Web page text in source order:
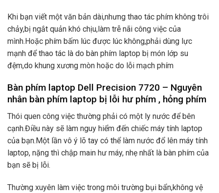
Khi bạn viết một văn bản dài,nhưng thao tác phím không trôi
chảy,bị ngắt quản khó chịu,làm trễ nãi công việc của
mình.Hoặc phím bấm lúc được lúc không,phải dùng lực
mạnh để thao tác là do bàn phím laptop bị món lớp su
đệm,do khung xương mòn hoặc do lỗi mạch phím
Bàn phím laptop Dell Precision 7720 – Nguyên
nhân bàn phím laptop bị lỗi hư phím , hỏng phím
Thói quen công việc thường phải có một ly nước để bên
cạnh.Điều này sẽ làm nguy hiểm đến chiếc máy tính laptop
của bạn.Một lần vô ý lõ tay có thể làm nước đổ lên máy tính
laptop, nặng thì chập main hư máy, nhẹ nhất là bàn phím của
bạn sẽ bị lỗi.
Thường xuyên làm việc trong môi trường bụi bẩn,không vệ